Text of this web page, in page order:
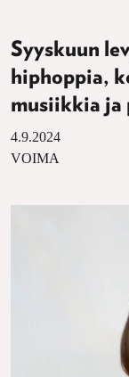
Syyskuun
hiphoppia,
musiikkia ja
4.9.2024
VOIMA